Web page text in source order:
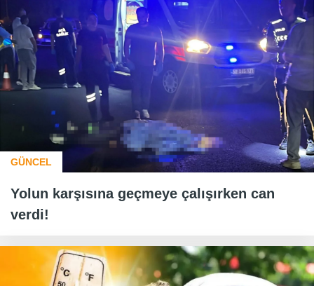
GÜNCEL
Yolun karşısına geçmeye çalışırken can
verdi!